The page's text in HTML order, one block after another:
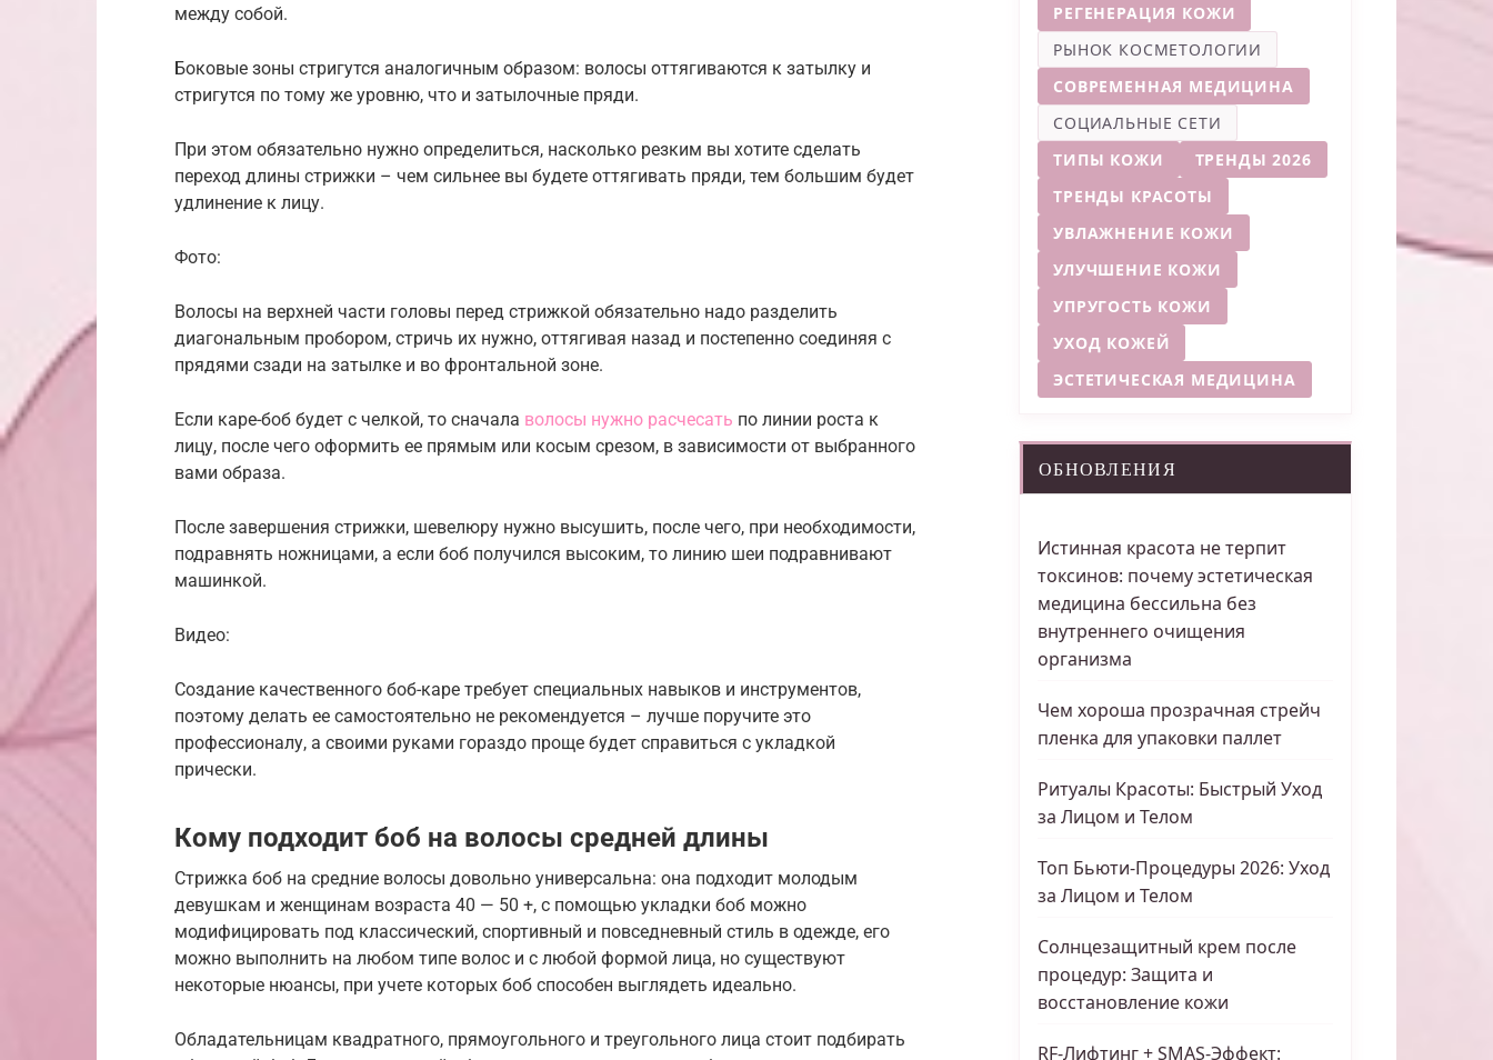
между собой.
Боковые зоны стригутся аналогичным образом: волосы оттягиваются к затылку и
стригутся по тому же уровню, что и затылочные пряди.
При этом обязательно нужно определиться, насколько резким вы хотите сделать
переход длины стрижки – чем сильнее вы будете оттягивать пряди, тем большим будет
удлинение к лицу.
Фото:
Волосы на верхней части головы перед стрижкой обязательно надо разделить
диагональным пробором, стричь их нужно, оттягивая назад и постепенно соединяя с
прядями сзади на затылке и во фронтальной зоне.
Если каре-боб будет с челкой, то сначала волосы нужно расчесать по линии роста к
лицу, после чего оформить ее прямым или косым срезом, в зависимости от выбранного
вами образа.
После завершения стрижки, шевелюру нужно высушить, после чего, при необходимости,
подравнять ножницами, а если боб получился высоким, то линию шеи подравнивают
машинкой.
Видео:
Создание качественного боб-каре требует специальных навыков и инструментов,
поэтому делать ее самостоятельно не рекомендуется – лучше поручите это
профессионалу, а своими руками гораздо проще будет справиться с укладкой
прически.
Кому подходит боб на волосы средней длины
Стрижка боб на средние волосы довольно универсальна: она подходит молодым
девушкам и женщинам возраста 40 — 50 +, с помощью укладки боб можно
модифицировать под классический, спортивный и повседневный стиль в одежде, его
можно выполнить на любом типе волос и с любой формой лица, но существуют
некоторые нюансы, при учете которых боб способен выглядеть идеально.
Обладательницам квадратного, прямоугольного и треугольного лица стоит подбирать
РЕГЕНЕРАЦИЯ КОЖИ
РЫНОК КОСМЕТОЛОГИИ
СОВРЕМЕННАЯ МЕДИЦИНА
СОЦИАЛЬНЫЕ СЕТИ
ТИПЫ КОЖИ
ТРЕНДЫ 2026
ТРЕНДЫ КРАСОТЫ
УВЛАЖНЕНИЕ КОЖИ
УЛУЧШЕНИЕ КОЖИ
УПРУГОСТЬ КОЖИ
УХОД КОЖЕЙ
ЭСТЕТИЧЕСКАЯ МЕДИЦИНА
ОБНОВЛЕНИЯ
Истинная красота не терпит
токсинов: почему эстетическая
медицина бессильна без
внутреннего очищения
организма
Чем хороша прозрачная стрейч
пленка для упаковки паллет
Ритуалы Красоты: Быстрый Уход
за Лицом и Телом
Топ Бьюти-Процедуры 2026: Уход
за Лицом и Телом
Солнцезащитный крем после
процедур: Защита и
восстановление кожи
RF-Лифтинг + SMAS-Эффект: